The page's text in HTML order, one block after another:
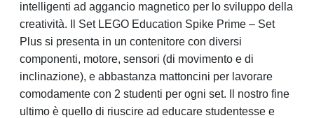
intelligenti ad aggancio magnetico per lo sviluppo della
creatività. Il Set LEGO Education Spike Prime – Set
Plus si presenta in un contenitore con diversi
componenti, motore, sensori (di movimento e di
inclinazione), e abbastanza mattoncini per lavorare
comodamente con 2 studenti per ogni set. Il nostro fine
ultimo è quello di riuscire ad educare studentesse e